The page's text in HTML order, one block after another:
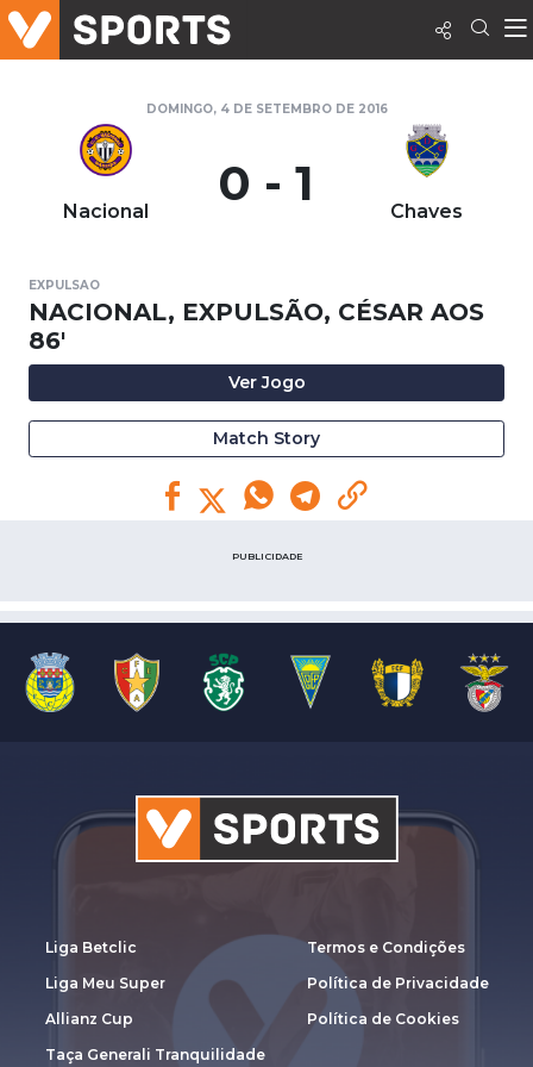
DOMINGO, 4 DE SETEMBRO DE 2016
Nacional 0 - 1 Chaves
EXPULSAO
NACIONAL, EXPULSÃO, CÉSAR AOS
86'
Ver Jogo
Match Story
PUBLICIDADE
Liga Betclic
Liga Meu Super
Allianz Cup
Taça Generali Tranquilidade
Termos e Condições
Política de Privacidade
Política de Cookies